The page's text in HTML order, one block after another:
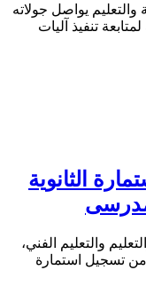
يواصل جولاته
تنفيذ آليات
الثانوية
والتعليم الفني،
من تسجيل استمارة